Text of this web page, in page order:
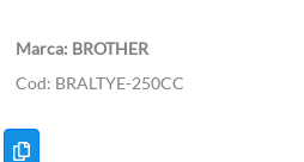
BROTHER
BRALTYE-250CC